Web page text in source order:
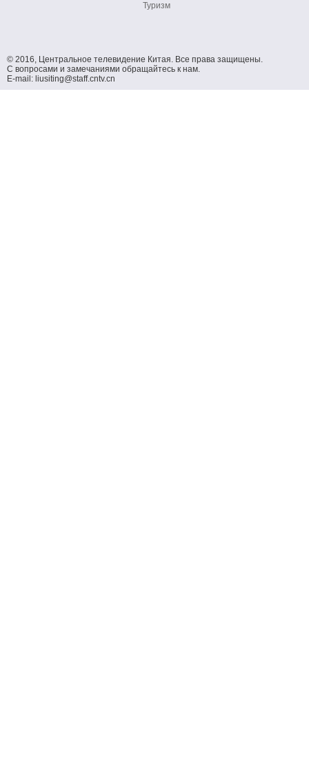
Туризм
© 2016, Центральное телевидение Китая. Все права защищены.
С вопросами и замечаниями обращайтесь к нам.
E-mail: liusiting@staff.cntv.cn